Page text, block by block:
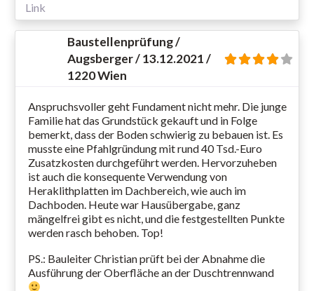
Link
Baustellenprüfung /
Augsberger / 13.12.2021 /
1220 Wien
Anspruchsvoller geht Fundament nicht mehr. Die junge
Familie hat das Grundstück gekauft und in Folge
bemerkt, dass der Boden schwierig zu bebauen ist. Es
musste eine Pfahlgründung mit rund 40 Tsd.-Euro
Zusatzkosten durchgeführt werden. Hervorzuheben
ist auch die konsequente Verwendung von
Heraklithplatten im Dachbereich, wie auch im
Dachboden. Heute war Hausübergabe, ganz
mängelfrei gibt es nicht, und die festgestellten Punkte
werden rasch behoben. Top!
PS.: Bauleiter Christian prüft bei der Abnahme die
Ausführung der Oberfläche an der Duschtrennwand